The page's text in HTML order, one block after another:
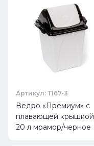
Артикул: Т167-3
Ведро «Премиум» с
плавающей крышкой
20 л мрамор/черное